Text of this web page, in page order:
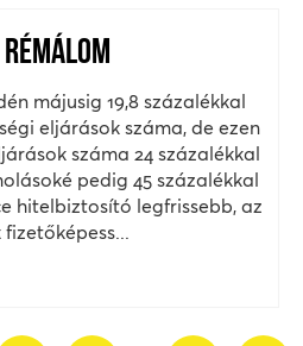
májusig 19,8 százalékkal
eljárások száma, de ezen
száma 24 százalékkal
pedig 45 százalékkal
hitelbiztosító legfrissebb, az